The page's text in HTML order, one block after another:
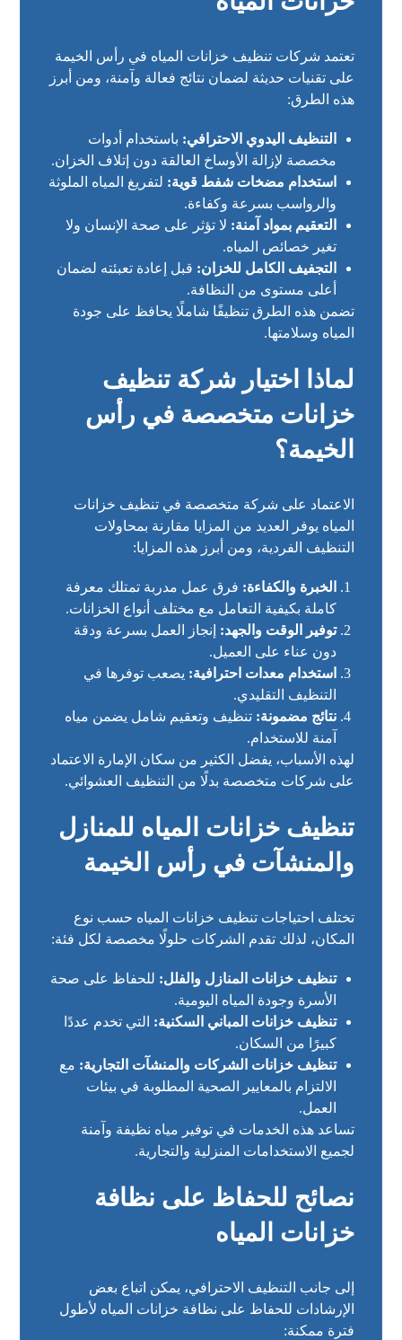
تعتمد شركات تنظيف خزانات المياه في رأس الخيمة
على تقنيات حديثة لضمان نتائج فعالة وآمنة، ومن أبرز
هذه الطرق:
التنظيف اليدوي الاحترافي: باستخدام أدوات
مخصصة لإزالة الأوساخ العالقة دون إتلاف الخزان.
استخدام مضخات شفط قوية: لتفريغ المياه الملوثة
والرواسب بسرعة وكفاءة.
التعقيم بمواد آمنة: لا تؤثر على صحة الإنسان ولا
تغير خصائص المياه.
التجفيف الكامل للخزان: قبل إعادة تعبئته لضمان
أعلى مستوى من النظافة.
تضمن هذه الطرق تنظيفًا شاملًا يحافظ على جودة
المياه وسلامتها.
لماذا اختيار شركة تنظيف
خزانات متخصصة في رأس
الخيمة؟
الاعتماد على شركة متخصصة في تنظيف خزانات
المياه يوفر العديد من المزايا مقارنة بمحاولات
التنظيف الفردية، ومن أبرز هذه المزايا:
الخبرة والكفاءة: فرق عمل مدربة تمتلك معرفة
كاملة بكيفية التعامل مع مختلف أنواع الخزانات.
توفير الوقت والجهد: إنجاز العمل بسرعة ودقة
دون عناء على العميل.
استخدام معدات احترافية: يصعب توفرها في
التنظيف التقليدي.
نتائج مضمونة: تنظيف وتعقيم شامل يضمن مياه
آمنة للاستخدام.
لهذه الأسباب، يفضل الكثير من سكان الإمارة الاعتماد
على شركات متخصصة بدلًا من التنظيف العشوائي.
تنظيف خزانات المياه للمنازل
والمنشآت في رأس الخيمة
تختلف احتياجات تنظيف خزانات المياه حسب نوع
المكان، لذلك تقدم الشركات حلولًا مخصصة لكل فئة:
تنظيف خزانات المنازل والفلل: للحفاظ على صحة
الأسرة وجودة المياه اليومية.
تنظيف خزانات المباني السكنية: التي تخدم عددًا
كبيرًا من السكان.
تنظيف خزانات الشركات والمنشآت التجارية: مع
الالتزام بالمعايير الصحية المطلوبة في بيئات
العمل.
تساعد هذه الخدمات في توفير مياه نظيفة وآمنة
لجميع الاستخدامات المنزلية والتجارية.
نصائح للحفاظ على نظافة
خزانات المياه
إلى جانب التنظيف الاحترافي، يمكن اتباع بعض
الإرشادات للحفاظ على نظافة خزانات المياه لأطول
فترة ممكنة: